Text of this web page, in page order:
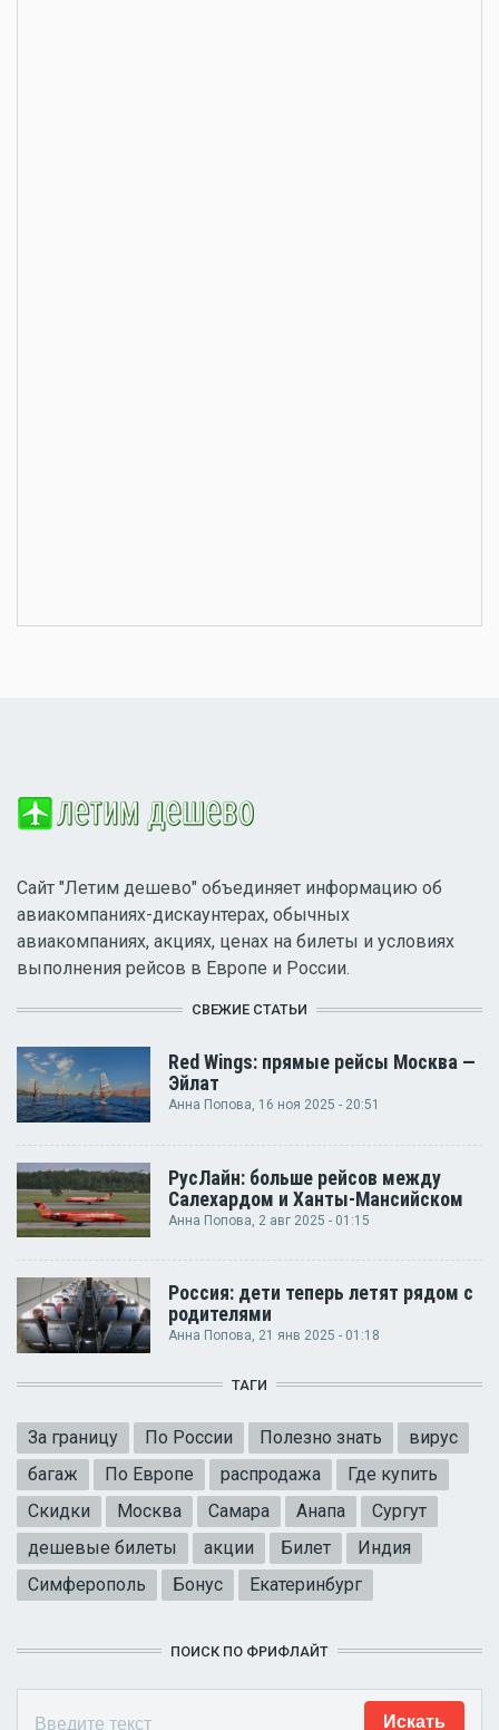
Сайт "Летим дешево" объединяет информацию об
авиакомпаниях-дискаунтерах, обычных
авиакомпаниях, акциях, ценах на билеты и условиях
выполнения рейсов в Европе и России.
СВЕЖИЕ СТАТЬИ
Red Wings: прямые рейсы Москва —
Эйлат
Анна Попова, 16 ноя 2025 - 20:51
РусЛайн: больше рейсов между
Салехардом и Ханты-Мансийском
Анна Попова , 2 авг 2025 - 01:15
Россия: дети теперь летят рядом с
родителями
Анна Попова, 21 янв 2025 - 01:18
ТАГИ
За границу По России Полезно знать
вирус
багаж
По Европе распродажа
Где купить
Скидки
Москва Самара Анапа
Сургут
дешевые билеты
акции Билет
Индия
Симферополь
Бонус Екатеринбург
ПОИСК ПО ФРИФЛАЙТ